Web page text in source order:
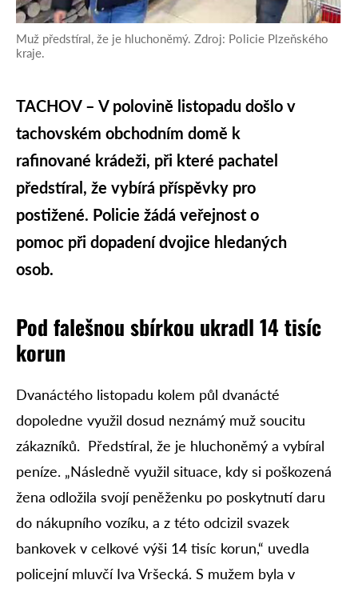
Muž předstíral, že je hluchoněmý. Zdroj: Policie Plzeňského
kraje.
TACHOV – V polovině listopadu došlo v
tachovském obchodním domě k
rafinované krádeži, při které pachatel
předstíral, že vybírá příspěvky pro
postižené. Policie žádá veřejnost o
pomoc při dopadení dvojice hledaných
osob.
Pod falešnou sbírkou ukradl 14 tisíc
korun
Dvanáctého listopadu kolem půl dvanácté
dopoledne využil dosud neznámý muž soucitu
zákazníků. Předstíral, že je hluchoněmý a vybíral
peníze. „Následně využil situace, kdy si poškozená
žena odložila svojí peněženku po poskytnutí daru
do nákupního vozíku, a z této odcizil svazek
bankovek v celkové výši 14 tisíc korun,“ uvedla
policejní mluvčí Iva Vršecká. S mužem byla v